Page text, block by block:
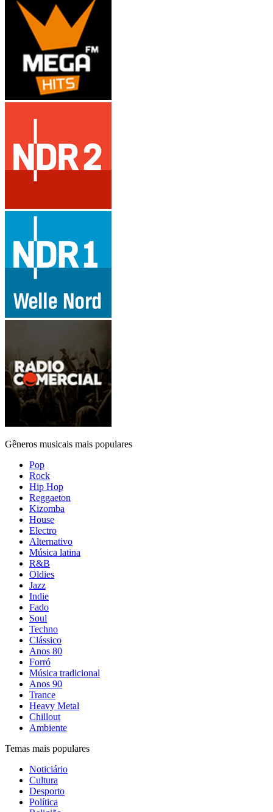
Gêneros musicais mais populares
Pop
Rock
Hip Hop
Reggaeton
Kizomba
House
Electro
Alternativo
Música latina
R&B
Oldies
Jazz
Indie
Fado
Soul
Techno
Clássico
Anos 80
Forró
Música tradicional
Anos 90
Trance
Heavy Metal
Chillout
Ambiente
Temas mais populares
Noticiário
Cultura
Desporto
Política